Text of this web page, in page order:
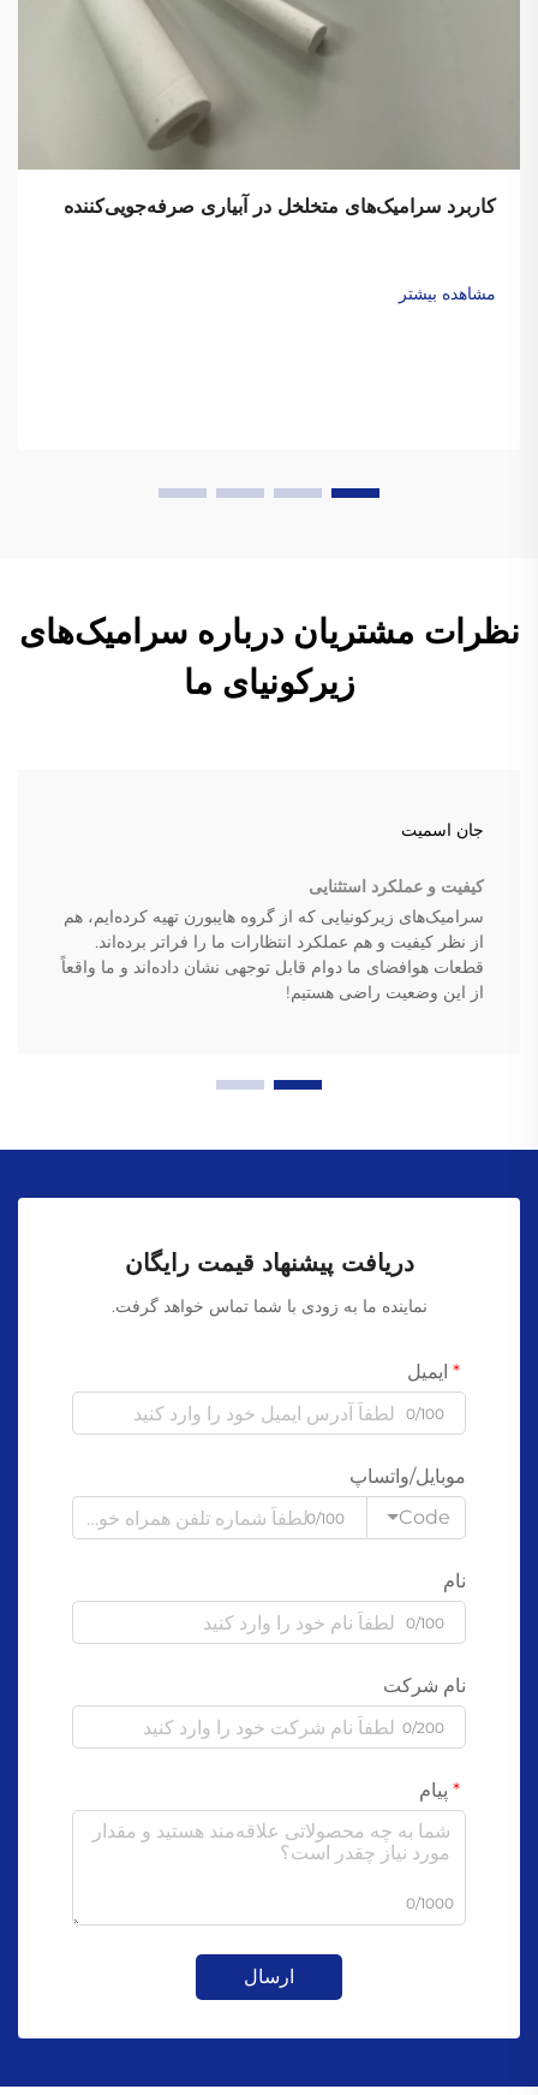
کاربرد سرامیک‌های متخلخل در آبیاری صرفه‌جویی‌کننده
مشاهده بیشتر
نظرات مشتریان درباره سرامیک‌های
زیرکونیای ما
جان اسمیت
کیفیت و عملکرد استثنایی
سرامیک‌های زیرکونیایی که از گروه هایبورن تهیه کرده‌ایم، هم
از نظر کیفیت و هم عملکرد انتظارات ما را فراتر برده‌اند.
قطعات هوافضای ما دوام قابل توجهی نشان داده‌اند و ما واقعاً
از این وضعیت راضی هستیم!
دریافت پیشنهاد قیمت رایگان
نماینده ما به زودی با شما تماس خواهد گرفت.
ایمیل
0/100
موبایل/واتساپ
Code
0/100
نام
0/100
نام شرکت
0/200
پیام
0/1000
ارسال